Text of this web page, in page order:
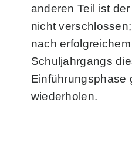
anderen Teil ist
nicht
nach
Schuljahrgangs
Einführungsphase
wiederholen.